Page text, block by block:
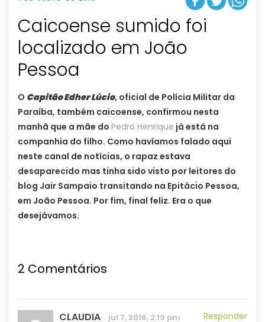
Caicoense sumido foi
localizado em João
Pessoa
O Capitão Edher Lúcio, oficial de Polícia Militar da
Paraíba, também caicoense, confirmou nesta
manhã que a mãe do Pedro Henrique já está na
companhia do filho. Como havíamos falado aqui
neste canal de notícias, o rapaz estava
desaparecido mas tinha sido visto por leitores do
blog Jair Sampaio transitando na Epitácio Pessoa,
em João Pessoa. Por fim, final feliz. Era o que
desejávamos.
2 Comentários
CLAUDIA jul 7, 2016, 2:19 pm
Responder